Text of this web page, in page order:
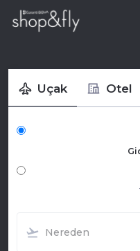
Uçak Otel
Nereden